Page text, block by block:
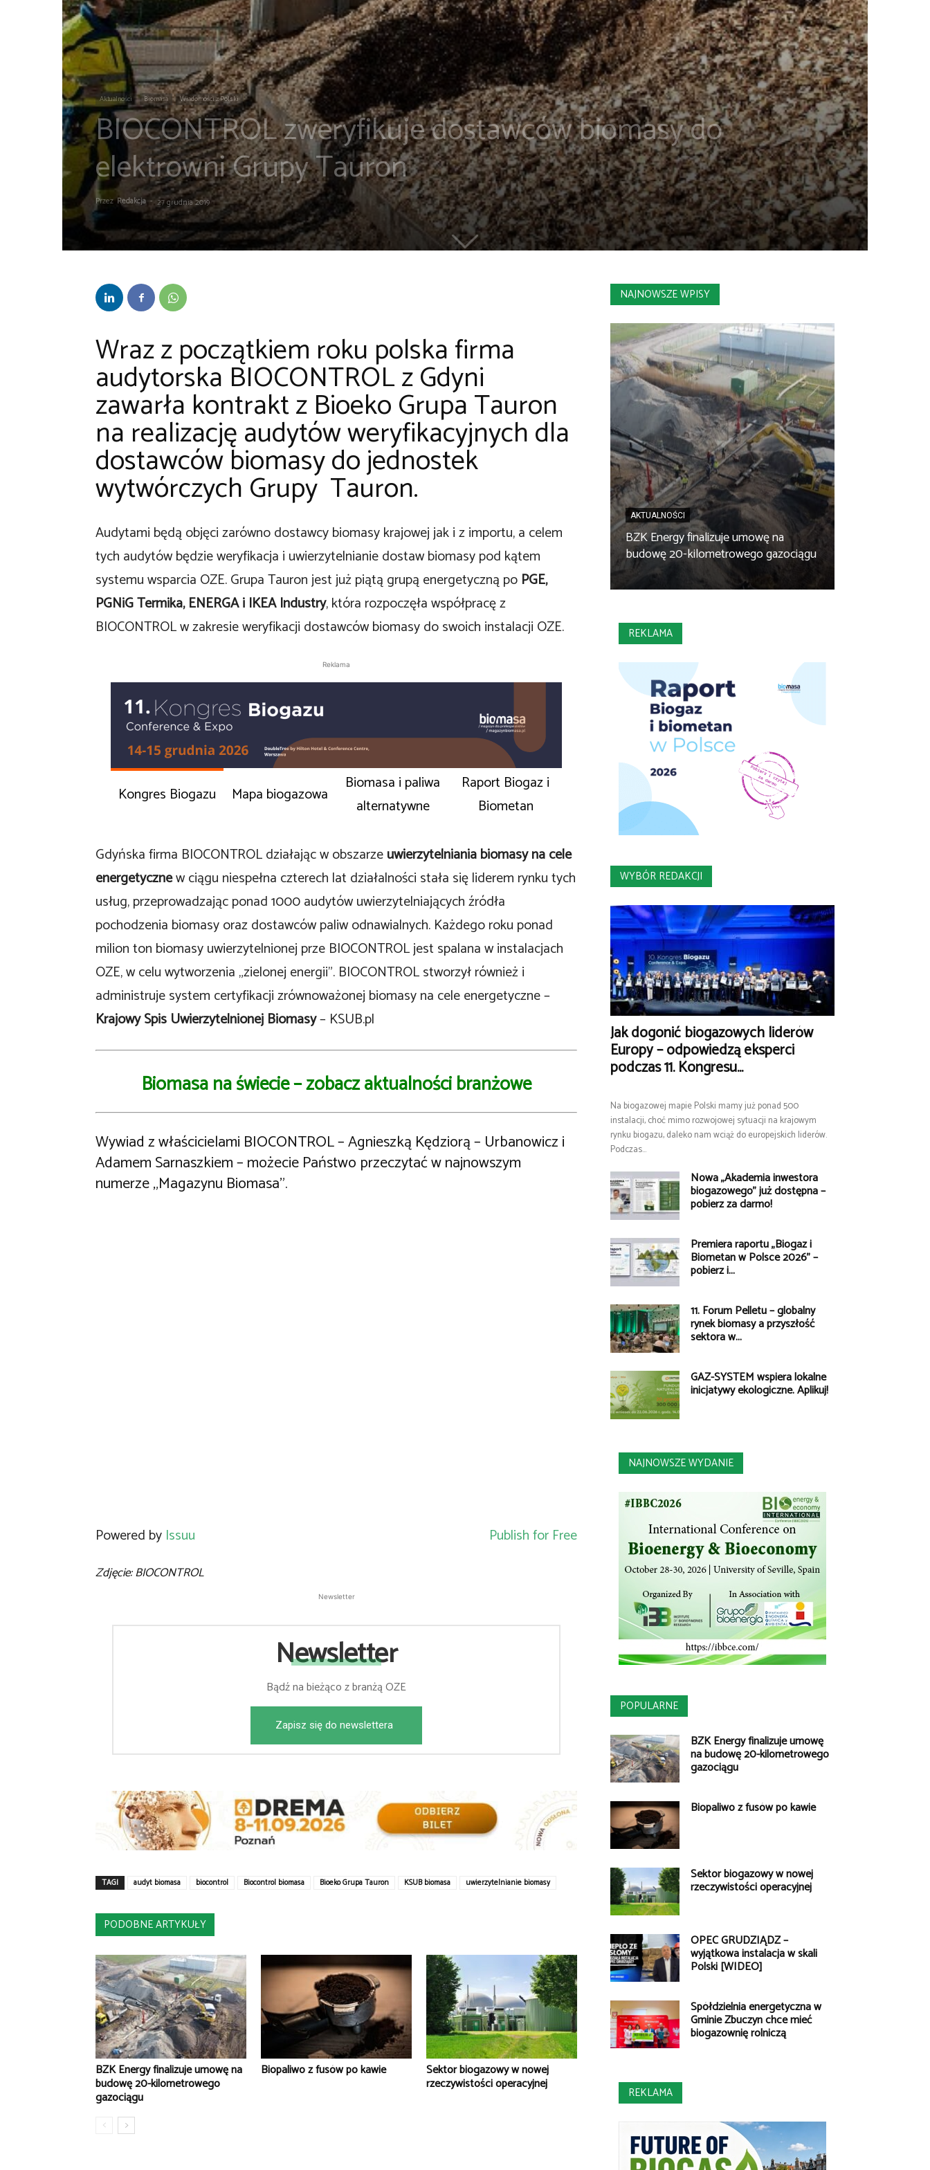
Aktualności Biomasa Wiadomości z Polski
BIOCONTROL zweryfikuje dostawców biomasy do
elektrowni Grupy Tauron
Przez Redakcja - 27 grudnia 2019
Wraz z początkiem roku polska firma
audytorska BIOCONTROL z Gdyni
zawarła kontrakt z Bioeko Grupa Tauron
na realizację audytów weryfikacyjnych dla
dostawców biomasy do jednostek
wytwórczych Grupy Tauron.
Audytami będą objęci zarówno dostawcy biomasy krajowej jak i z importu, a celem
tych audytów będzie weryfikacja i uwierzytelnianie dostaw biomasy pod kątem
systemu wsparcia OZE. Grupa Tauron jest już piątą grupą energetyczną po PGE,
PGNiG Termika, ENERGA i IKEA Industry, która rozpoczęła współpracę z
BIOCONTROL w zakresie weryfikacji dostawców biomasy do swoich instalacji OZE.
Reklama
Kongres Biogazu Mapa biogazowa
Biomasa i paliwa
alternatywne
Raport Biogaz i
Biometan
Gdyńska firma BIOCONTROL działając w obszarzeuwierzytelniania biomasy na cele
energetycznew ciągu niespełna czterech lat działalności stała się liderem rynku tych
usług, przeprowadzając ponad 1000 audytów uwierzytelniających źródła
pochodzenia biomasy oraz dostawców paliw odnawialnych. Każdego roku ponad
milion ton biomasy uwierzytelnionej prze BIOCONTROL jest spalana w instalacjach
OZE, w celu wytworzenia „zielonej energii”. BIOCONTROL stworzył również i
administruje system certyfikacji zrównoważonej biomasy na cele energetyczne –
Krajowy Spis Uwierzytelnionej Biomasy– KSUB.pl
Biomasa na świecie – zobacz aktualności branżowe
Wywiad z właścicielami BIOCONTROL – Agnieszką Kędziorą – Urbanowicz i
Adamem Sarnaszkiem – możecie Państwo przeczytać w najnowszym
numerze „Magazynu Biomasa”.
Powered by Issuu Publish for Free
Zdjęcie: BIOCONTROL
Newsletter
Newsletter
Bądź na bieżąco z branżą OZE
Zapisz się do newslettera
TAGI audyt biomasa biocontrol Biocontrol biomasa Bioeko Grupa Tauron KSUB biomasa uwierzytelnianie biomasy
PODOBNE ARTYKUŁY
BZK Energy finalizuje umowę na
budowę 20-kilometrowego
gazociągu
Biopaliwo z fusów po kawie Sektor biogazowy w nowej
rzeczywistości operacyjnej
NAJNOWSZE WPISY
AKTUALNOŚCI
BZK Energy finalizuje umowę na
budowę 20-kilometrowego gazociągu
REKLAMA
WYBÓR REDAKCJI
Jak dogonić biogazowych liderów
Europy – odpowiedzą eksperci
podczas 11. Kongresu...
Na biogazowej mapie Polski mamy już ponad 500
instalacji, choć mimo rozwojowej sytuacji na krajowym
rynku biogazu, daleko nam wciąż do europejskich liderów.
Podczas...
Nowa „Akademia inwestora
biogazowego” już dostępna –
pobierz za darmo!
Premiera raportu „Biogaz i
Biometan w Polsce 2026” –
pobierz i...
11. Forum Pelletu – globalny
rynek biomasy a przyszłość
sektora w...
GAZ-SYSTEM wspiera lokalne
inicjatywy ekologiczne. Aplikuj!
NAJNOWSZE WYDANIE
POPULARNE
BZK Energy finalizuje umowę
na budowę 20-kilometrowego
gazociągu
Biopaliwo z fusów po kawie
Sektor biogazowy w nowej
rzeczywistości operacyjnej
OPEC GRUDZIĄDZ –
wyjątkowa instalacja w skali
Polski [WIDEO]
Spółdzielnia energetyczna w
Gminie Zbuczyn chce mieć
biogazownię rolniczą
REKLAMA